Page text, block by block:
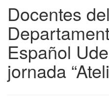
Docentes del
Español
jornada